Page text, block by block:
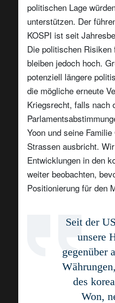
politischen Lage
unterstützen. Der
KOSPI ist seit
Die politischen Risiken
bleiben jedoch hoch.
potenziell längere
die mögliche erneute
Kriegsrecht, falls nach
Yoon und seine
Strassen ausbricht.
Entwicklungen in den
weiter beobachten,
Positionierung für den
Seit der
unsere
gegenüber
des
Won,